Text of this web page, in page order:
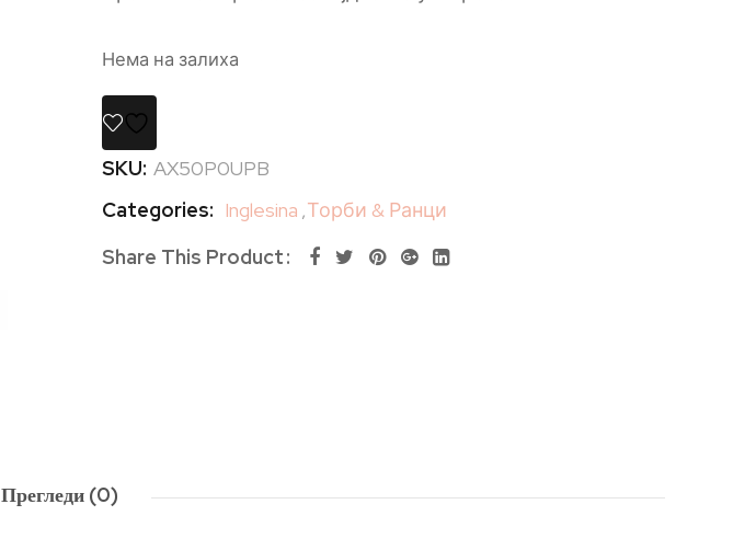
Нема на залиха
SKU: AX50P0UPB
Categories: Inglesina ,Торби & Ранци
Share This Product
Прегледи (0)